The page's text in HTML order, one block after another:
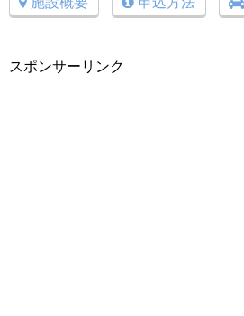
スポンサーリンク